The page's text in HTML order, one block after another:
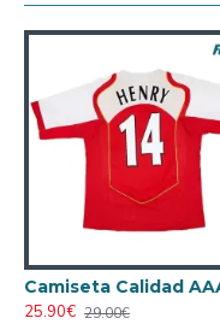
25.90€ 29.00€